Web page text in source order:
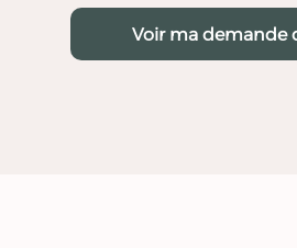
Voir ma demande